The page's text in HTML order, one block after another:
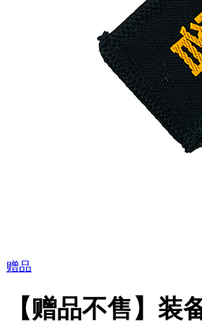
赠品
【赠品不售】装